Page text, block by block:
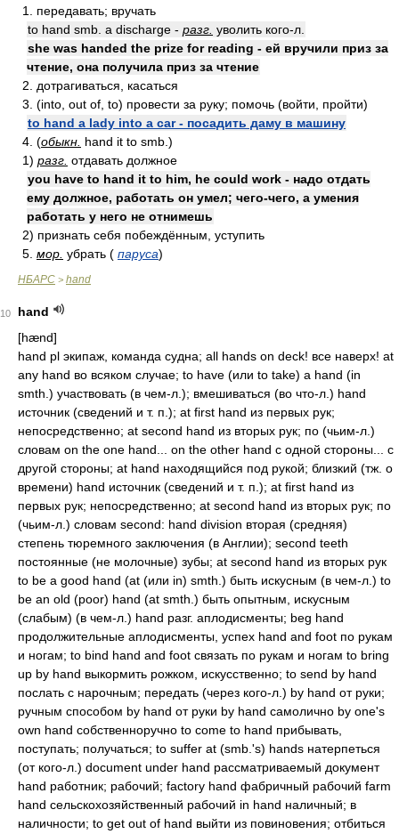
1. передавать; вручать
to hand smb. a discharge - разг. уволить кого-л.
she was handed the prize for reading - ей вручили приз за
чтение, она получила приз за чтение
2. дотрагиваться, касаться
3. (into, out of, to) провести за руку; помочь (войти, пройти)
to hand a lady into a car - посадить даму в машину
4. (обыкн. hand it to smb.)
1) разг. отдавать должное
you have to hand it to him, he could work - надо отдать
ему должное, работать он умел; чего-чего, а умения
работать у него не отнимешь
2) признать себя побеждённым, уступить
5. мор. убрать ( паруса)
НБАРС > hand
10
hand
[hænd]
hand pl экипаж, команда судна; all hands on deck! все наверх! at
any hand во всяком случае; to have (или to take) a hand (in
smth.) участвовать (в чем-л.); вмешиваться (во что-л.) hand
источник (сведений и т. п.); at first hand из первых рук;
непосредственно; at second hand из вторых рук; по (чьим-л.)
словам on the one hand... on the other hand с одной стороны... с
другой стороны; at hand находящийся под рукой; близкий (тж. о
времени) hand источник (сведений и т. п.); at first hand из
первых рук; непосредственно; at second hand из вторых рук; по
(чьим-л.) словам second: hand division вторая (средняя)
степень тюремного заключения (в Англии); second teeth
постоянные (не молочные) зубы; at second hand из вторых рук
to be a good hand (at (или in) smth.) быть искусным (в чем-л.) to
be an old (poor) hand (at smth.) быть опытным, искусным
(слабым) (в чем-л.) hand разг. аплодисменты; beg hand
продолжительные аплодисменты, успех hand and foot по рукам
и ногам; to bind hand and foot связать по рукам и ногам to bring
up by hand выкормить рожком, искусственно; to send by hand
послать с нарочным; передать (через кого-л.) by hand от руки;
ручным способом by hand от руки by hand самолично by one's
own hand собственноручно to come to hand прибывать,
поступать; получаться; to suffer at (smb.'s) hands натерпеться
(от кого-л.) document under hand рассматриваемый документ
hand работник; рабочий; factory hand фабричный рабочий farm
hand сельскохозяйственный рабочий in hand наличный; в
наличности; to get out of hand выйти из повиновения; отбиться